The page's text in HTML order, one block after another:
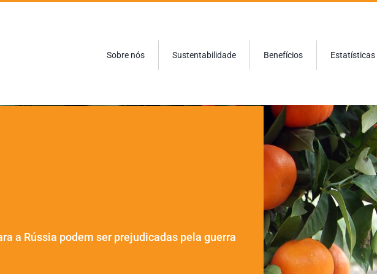
Sobre nós Sustentabilidade Benefícios Estatísticas
a Rússia podem ser prejudicadas pela guerra